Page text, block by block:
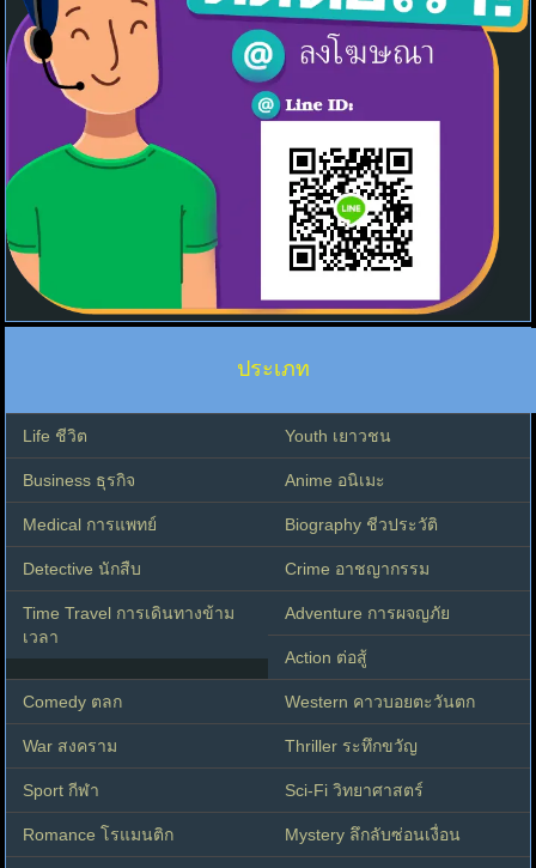
ประเภท
Life ชีวิต Youth เยาวชน
Business ธุรกิจ Anime อนิเมะ
Medical การแพทย์ Biography ชีวประวัติ
Detective นักสืบ Crime อาชญากรรม
Time Travel การเดินทางข้าม
เวลา
Adventure การผจญภัย
Action ต่อสู้
Comedy ตลก Western คาวบอยตะวันตก
War สงคราม Thriller ระทึกขวัญ
Sport กีฬา Sci-Fi วิทยาศาสตร์
Romance โรแมนติก Mystery ลึกลับซ่อนเงื่อน